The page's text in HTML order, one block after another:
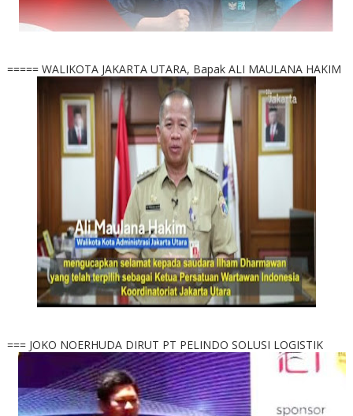
===== WALIKOTA JAKARTA UTARA, Bapak ALI MAULANA HAKIM
=== JOKO NOERHUDA DIRUT PT PELINDO SOLUSI LOGISTIK